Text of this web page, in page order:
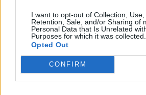
I want to opt-out of Collection, Use,
Retention, Sale, and/or Sharing of
Personal Data that Is Unrelated
Purposes for which it was collected.
Opted Out
CONFIRM
Prečítajte si aj
Dôverujte si, rozprávajte sa a užívajte si: 6
zblíženia intenzívnejší pôžitok